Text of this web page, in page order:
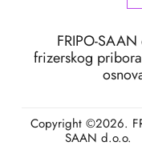
FRIPO-
frizerskog
Copyright ©2026.
SAAN d.o.o.